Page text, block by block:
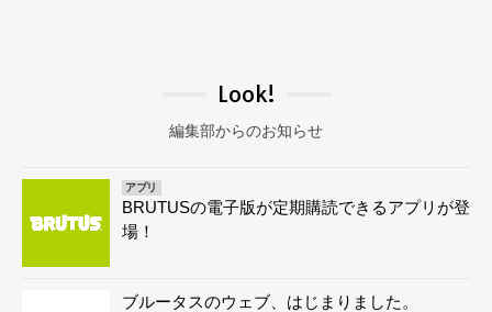
Look!
編集部からのお知らせ
アプリ
BRUTUSの電子版が定期購読できるアプリが登
場！
ブルータスのウェブ、はじまりました。